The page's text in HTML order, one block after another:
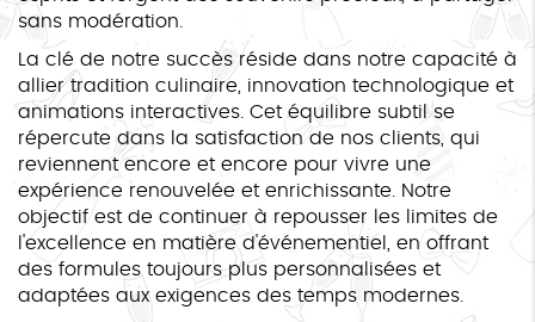
sans modération.
La clé de notre succès réside dans notre capacité à
allier tradition culinaire, innovation technologique et
animations interactives. Cet équilibre subtil se
répercute dans la satisfaction de nos clients, qui
reviennent encore et encore pour vivre une
expérience renouvelée et enrichissante. Notre
objectif est de continuer à repousser les limites de
l'excellence en matière d'événementiel, en offrant
des formules toujours plus personnalisées et
adaptées aux exigences des temps modernes.